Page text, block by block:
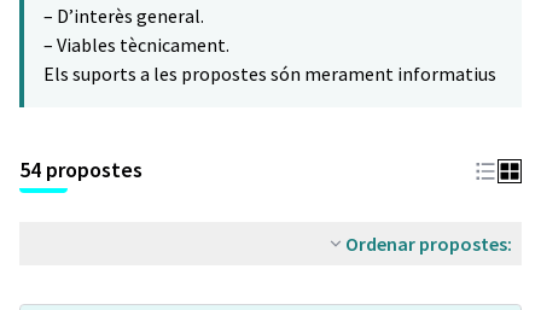
– D’interès general.
– Viables tècnicament.
Els suports a les propostes són merament informatius
54 propostes
Ordenar propostes: